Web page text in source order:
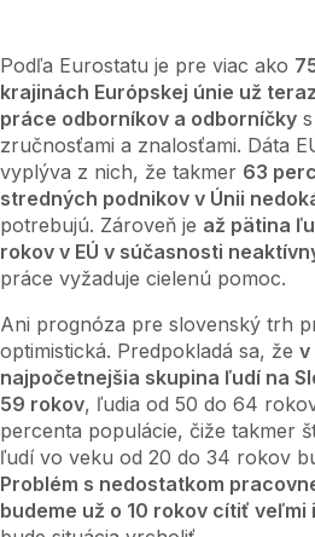
Podľa Eurostatu je pre viac ako
krajinách Európskej únie už
práce odborníkov a odborníčky
zručnosťami a znalosťami. Dáta
vyplýva z nich, že takmer 63
stredných podnikov v Únii
potrebujú. Zároveň je až pätina
rokov v EÚ v súčasnosti
práce vyžaduje cielenú pomoc.
Ani prognóza pre slovenský trh
optimistická. Predpokladá sa, že v
najpočetnejšia skupina ľudí na
59 rokov, ľudia od 50 do 64
percenta populácie, čiže takmer
ľudí vo veku od 20 do 34 rokov
Problém s nedostatkom
budeme už o 10 rokov cítiť veľmi